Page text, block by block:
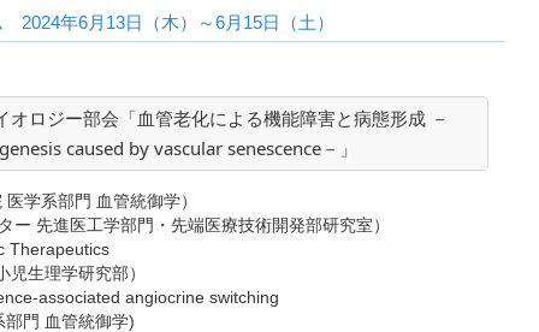
年6月13日（木）～6月15日（土）
ロジー部会「血管老化による機能障害と病態形成 －
caused by vascular senescence－」
学系部門 血管統御学）
進医工学部門・先端医療技術開発部研究室）
Therapeutics
生理学研究部）
associated angiocrine switching
門 血管統御学)